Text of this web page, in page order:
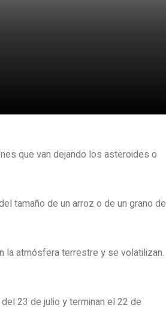
que van dejando los asteroides o
tamaño de un arroz o de un grano de
la atmósfera terrestre y se volatilizan.
23 de julio y terminan el 22 de